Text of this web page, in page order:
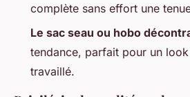
complète sans effort une
Le sac seau ou hobo
tendance, parfait pour un
travaillé.